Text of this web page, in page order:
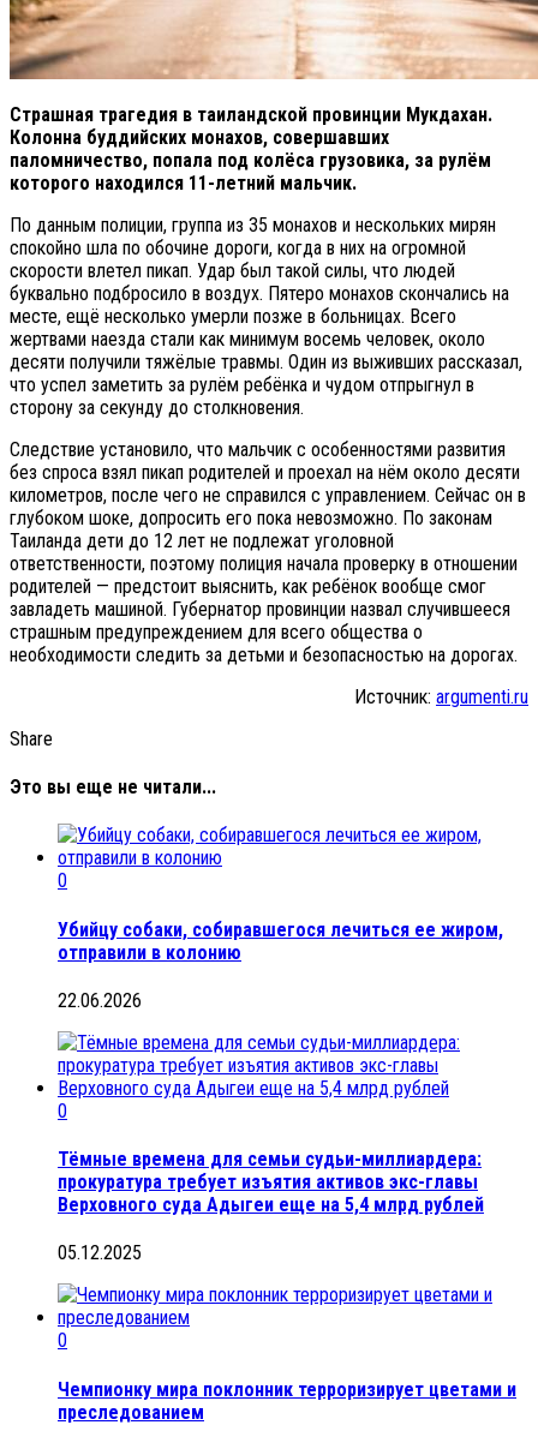
Страшная трагедия в таиландской провинции Мукдахан.
Колонна буддийских монахов, совершавших
паломничество, попала под колёса грузовика, за рулём
которого находился 11-летний мальчик.
По данным полиции, группа из 35 монахов и нескольких мирян
спокойно шла по обочине дороги, когда в них на огромной
скорости влетел пикап. Удар был такой силы, что людей
буквально подбросило в воздух. Пятеро монахов скончались на
месте, ещё несколько умерли позже в больницах. Всего
жертвами наезда стали как минимум восемь человек, около
десяти получили тяжёлые травмы. Один из выживших рассказал,
что успел заметить за рулём ребёнка и чудом отпрыгнул в
сторону за секунду до столкновения.
Следствие установило, что мальчик с особенностями развития
без спроса взял пикап родителей и проехал на нём около десяти
километров, после чего не справился с управлением. Сейчас он в
глубоком шоке, допросить его пока невозможно. По законам
Таиланда дети до 12 лет не подлежат уголовной
ответственности, поэтому полиция начала проверку в отношении
родителей — предстоит выяснить, как ребёнок вообще смог
завладеть машиной. Губернатор провинции назвал случившееся
страшным предупреждением для всего общества о
необходимости следить за детьми и безопасностью на дорогах.
Источник: argumenti.ru
Share
Это вы еще не читали...
0
Убийцу собаки, собиравшегося лечиться ее жиром,
отправили в колонию
22.06.2026
0
Тёмные времена для семьи судьи-миллиардера:
прокуратура требует изъятия активов экс-главы
Верховного суда Адыгеи еще на 5,4 млрд рублей
05.12.2025
0
Чемпионку мира поклонник терроризирует цветами и
преследованием